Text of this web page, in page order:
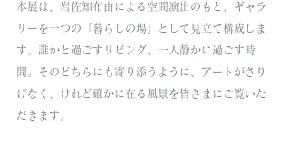
本展は、岩佐知布由による空間演出のもと、ギャラ
リーを一つの「暮らしの場」として見立て構成しま
す。誰かと過ごすリビング、一人静かに過ごす時
間。そのどちらにも寄り添うように、アートがさり
げなく、けれど確かに在る風景を皆さまにご覧いた
だきます。